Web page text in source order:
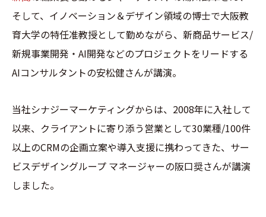
そして、イノベーション＆デザイン領域の博士で大阪教
育大学の特任准教授として勤めながら、新商品サービス/
新規事業開発・AI開発などのプロジェクトをリードする
AIコンサルタントの安松健さんが講演。
当社シナジーマーケティングからは、2008年に入社して
以来、クライアントに寄り添う営業として30業種/100件
以上のCRMの企画立案や導入支援に携わってきた、サー
ビスデザイングループ マネージャーの阪口奨さんが講演
しました。